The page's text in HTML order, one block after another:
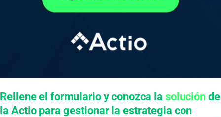
Rellene el formulario y conozca la solución de
la Actio para gestionar la estrategia con